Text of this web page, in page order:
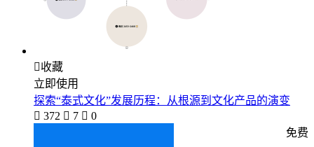
收藏
立即使用
探索“泰式文化”发展历程：从根源到文化产品的演变
 372  7  0
免费